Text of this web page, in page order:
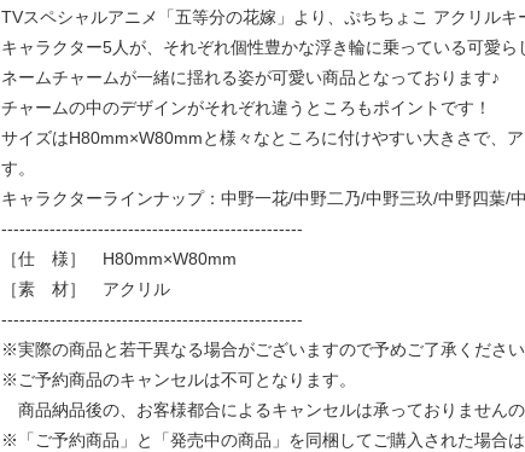
TVスペシャルアニメ「五等分の花嫁」より、ぷちちょこ アクリルキ
キャラクター5人が、それぞれ個性豊かな浮き輪に乗っている可愛
ネームチャームが一緒に揺れる姿が可愛い商品となっております♪
チャームの中のデザインがそれぞれ違うところもポイントです！
サイズはH80mm×W80mmと様々なところに付けやすい大きさで、
す。
キャラクターラインナップ：中野一花/中野二乃/中野三玖/中野四葉/
--------------------------------------------------
［仕 様］ H80mm×W80mm
［素 材］ アクリル
--------------------------------------------------
※実際の商品と若干異なる場合がございますので予めご了承ください
※ご予約商品のキャンセルは不可となります。
商品納品後の、お客様都合によるキャンセルは承っておりませんの
※「ご予約商品」と「発売中の商品」を同梱してご購入された場合